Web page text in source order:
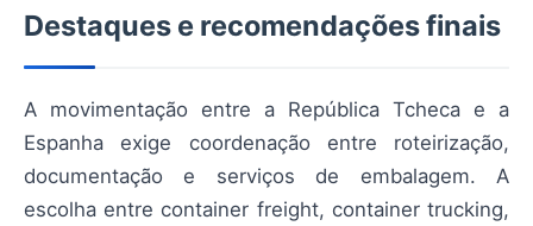
Destaques e recomendações finais
A movimentação entre a República Tcheca e a
Espanha exige coordenação entre roteirização,
documentação e serviços de embalagem. A
escolha entre container freight, container trucking,